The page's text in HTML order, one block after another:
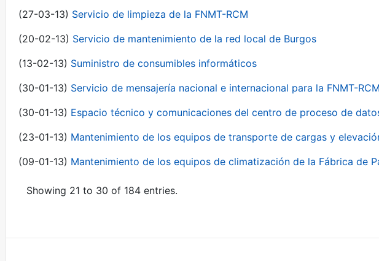
(27-03-13) Servicio de limpieza de la FNMT-RCM
(20-02-13) Servicio de mantenimiento de la red local de Burgos
(13-02-13) Suministro de consumibles informáticos
(30-01-13) Servicio de mensajería nacional e internacional para la FNMT-
(30-01-13) Espacio técnico y comunicaciones del centro de proceso de
(23-01-13) Mantenimiento de los equipos de transporte de cargas y
(09-01-13) Mantenimiento de los equipos de climatización de la Fábrica de
Showing 21 to 30 of 184 entries.